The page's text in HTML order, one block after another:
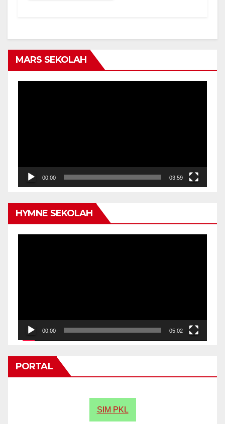
MARS SEKOLAH
00:00 03:59
HYMNE SEKOLAH
00:00 05:02
PORTAL
SIM PKL